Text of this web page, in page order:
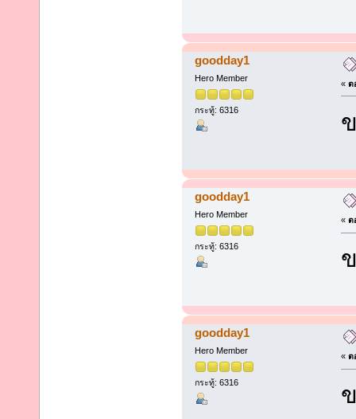
goodday1
Hero Member
กระทู้: 6316
« ต
goodday1
Hero Member
กระทู้: 6316
« ต
goodday1
Hero Member
กระทู้: 6316
« ต